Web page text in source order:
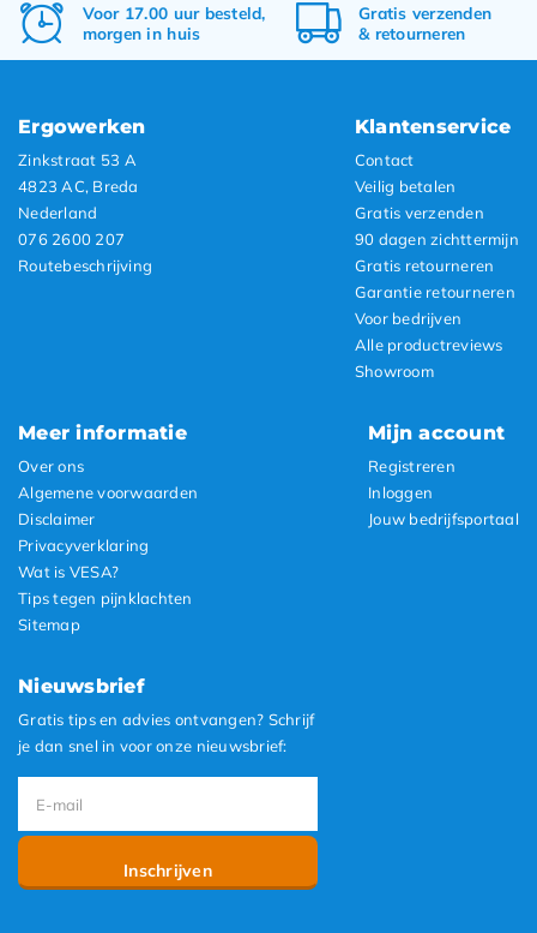
Voor 17.00 uur besteld,
morgen in huis
Gratis verzenden
& retourneren
Ergowerken
Zinkstraat 53 A
4823 AC, Breda
Nederland
076 2600 207
Routebeschrijving
Klantenservice
Contact
Veilig betalen
Gratis verzenden
90 dagen zichttermijn
Gratis retourneren
Garantie retourneren
Voor bedrijven
Alle productreviews
Showroom
Meer informatie
Over ons
Algemene voorwaarden
Disclaimer
Privacyverklaring
Wat is VESA?
Tips tegen pijnklachten
Sitemap
Mijn account
Registreren
Inloggen
Jouw bedrijfsportaal
Nieuwsbrief
Gratis tips en advies ontvangen? Schrijf
je dan snel in voor onze nieuwsbrief:
Inschrijven